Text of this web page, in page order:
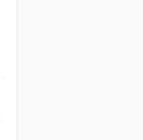
quantity